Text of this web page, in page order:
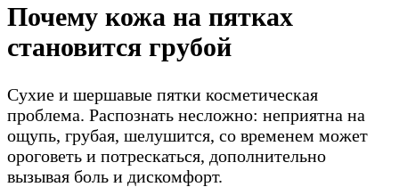
Почему кожа на пятках
становится грубой
Сухие и шершавые пятки косметическая
проблема. Распознать несложно: неприятна на
ощупь, грубая, шелушится, со временем может
ороговеть и потрескаться, дополнительно
вызывая боль и дискомфорт.